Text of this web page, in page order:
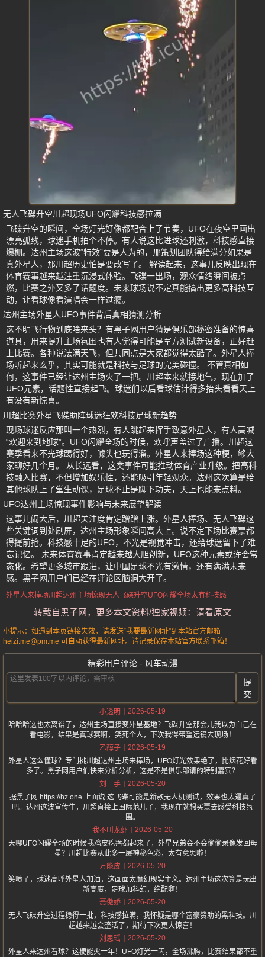
无人飞碟升空川超现场UFO闪耀科技感拉满
飞碟升空的瞬间，全场灯光好像都配合上了节奏，UFO在夜空里画出
漂亮弧线，球迷手机拍个不停。有人说这比进球还刺激，科技感直接
爆棚。达州主场这波“特效”要是人为的，那策划团队得给满分如果是
真外星人，那川超历史怕是要改写了。 解读起来，这事儿反映出现在
体育赛事越来越注重沉浸式体验。飞碟一出场，观众情绪瞬间被点
燃，比赛之外又多了话题度。未来球场说不定真能搞出更多高科技互
动，让看球像看演唱会一样过瘾。
达州主场外星人UFO事件背后真相猜测分析
这不明飞行物到底啥来头？有黑子网用户猜是俱乐部秘密准备的惊喜
道具，用来提升主场氛围也有人觉得可能是军方测试新设备，正好赶
上比赛。各种说法满天飞，但共同点是大家都觉得太酷了。外星人捧
场听起来玄乎，其实可能就是科技与足球的完美碰撞。 不管真相如
何，这事件已经让达州主场火了一把。川超本来就接地气，现在加了
UFO元素，话题性直接起飞。球迷们以后看球估计得多抬头看看天上
有没有新惊喜。
川超比赛外星飞碟助阵球迷狂欢科技足球新趋势
现场球迷反应那叫一个热烈，有人跳起来挥手致意外星人，有人高喊
“欢迎来到地球”。UFO闪耀全场的时候，欢呼声盖过了广播。川超这
赛季看来不光球踢得好，噱头也玩得溜。外星人来捧场这种梗，够大
家聊好几个月。 从长远看，这类事件可能推动体育产业升级。把高科
技融入比赛，不但增加娱乐性，还能吸引年轻观众。达州这次算是给
其他球队上了堂生动课，足球不止是脚下功夫，天上也能来点料。
UFO达州主场惊现事件影响与未来展望解读
这事儿闹大后，川超关注度肯定蹭蹭上涨。外星人捧场、无人飞碟这
些关键词到处刷屏，达州主场形象瞬间高大上。说不定下场比赛票都
得提前抢。科技感十足的UFO，不光是视觉冲击，还给球迷留下了难
忘记忆。 未来体育赛事肯定越来越大胆创新，UFO这种元素或许会常
态化。希望更多城市跟进，让中国足球不光有激情，还有满满未来
感。黑子网用户们已经在评论区脑洞大开了。
外星人来捧场川超达州主场惊现无人飞碟升空UFO闪耀全场太有科技感
转载自黑子网，更多本文资料/独家视频：请看原文
小提示：如遇到本页链接失效，请发送“我要最新网址”到本站官方邮箱
heizi.me@pm.me 可自动获得最新网址。请记录保存本站官方联系邮箱！
精彩用户评论 - 风车动漫
提
交
小透明
2026-05-19
哈哈哈这也太离谱了，达州主场直接变外星基地？飞碟升空那会儿我以为自己在
看电影，结果是真球赛啊，笑死个人，下次我得带望远镜去现场！
乙醇子
2026-05-19
外星人这么懂球？专门挑川超达州主场来捧场，UFO灯光效果绝了，比烟花好看
多了。黑子网用户们快来分析分析，这是不是俱乐部请的特别嘉宾？
刘一手
2026-05-20
据黑子网 https://hz.one 上面说 这飞碟可能是新款无人机测试，效果也太逼真了
吧。达州这波宣传牛，川超直接上国际范儿了，我现在就想买票去感受科技氛
围。
我不叫龙虾
2026-05-20
天哪UFO闪耀全场的时候我鸡皮疙瘩都起来了，外星兄弟会不会偷偷录像发回母
星？川超比赛从此多一层神秘色彩，太有意思啦！
万能皮
2026-05-20
笑喷了，球迷高呼外星人加油，这画面太魔幻现实主义。达州主场这次算是玩出
新高度，足球加科幻，绝配啊！
聂傲娇
2026-05-20
无人飞碟升空过程稳得一批，科技感拉满，我怀疑是哪个富豪赞助的黑科技。川
超越来越会整活了，期待下次更大惊喜！
刘思瑶
2026-05-20
外星人来达州看球？这梗能火一年！UFO灯光一闪，全场沸腾，比赛结果都不重